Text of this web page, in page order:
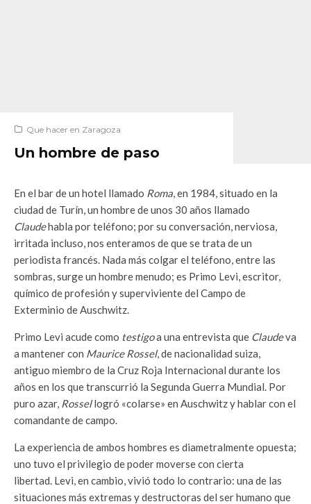
Que hacer en Zaragoza
Un hombre de paso
En el bar de un hotel llamado Roma, en 1984, situado en la
ciudad de Turín, un hombre de unos 30 años llamado
Claudehabla por teléfono; por su conversación, nerviosa,
irritada incluso, nos enteramos de que se trata de un
periodista francés. Nada más colgar el teléfono, entre las
sombras, surge un hombre menudo; es Primo Levi, escritor,
químico de profesión y superviviente del Campo de
Exterminio de Auschwitz.
Primo Levi acude como testigoa una entrevista que Claudeva
a mantener con Maurice Rossel, de nacionalidad suiza,
antiguo miembro de la Cruz Roja Internacional durante los
años en los que transcurrió la Segunda Guerra Mundial. Por
puro azar, Rossellogró «colarse» en Auschwitz y hablar con el
comandante de campo.
La experiencia de ambos hombres es diametralmente opuesta;
uno tuvo el privilegio de poder moverse con cierta
libertad. Levi, en cambio, vivió todo lo contrario: una de las
situaciones más extremas y destructoras del ser humano que